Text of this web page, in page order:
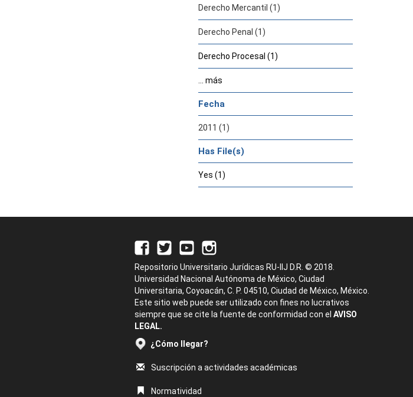
Derecho Mercantil (1)
Derecho Penal (1)
Derecho Procesal (1)
... más
Fecha
2011 (1)
Has File(s)
Yes (1)
Repositorio Universitario Jurídicas RU-IIJ D.R. © 2018.
Universidad Nacional Autónoma de México, Ciudad
Universitaria, Coyoacán, C. P. 04510, Ciudad de México, México.
Este sitio web puede ser utilizado con fines no lucrativos
siempre que se cite la fuente de conformidad con el AVISO
LEGAL.
¿Cómo llegar?
Suscripción a actividades académicas
Normatividad